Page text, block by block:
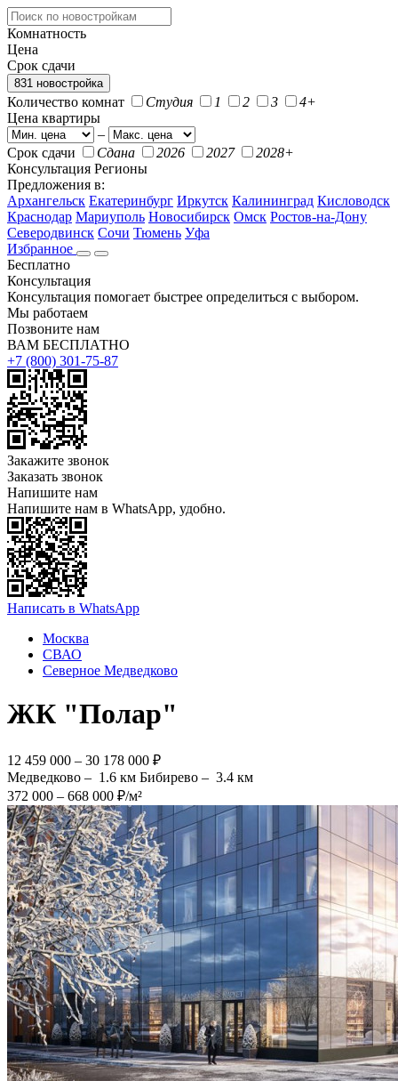
Комнатность
Цена
Срок сдачи
831 новостройка
Количество комнат Студия 1 2 3
4+
Цена квартиры
–
Срок сдачи
Сдана 2026 2027
2028+
Консультация Регионы
Предложения в:
Архангельск Екатеринбург Иркутск Калининград Кисловодск
Краснодар Мариуполь Новосибирск Омск Ростов-на-Дону
Северодвинск Сочи Тюмень Уфа
Избранное
Бесплатно
Консультация
Консультация помогает быстрее определиться с выбором.
Мы работаем
Позвоните нам
ВАМ БЕСПЛАТНО
+7 (800) 301-75-87
Закажите звонок
Заказать звонок
Напишите нам
Напишите нам в WhatsApp, удобно.
Написать в WhatsApp
Москва
СВАО
Северное Медведково
ЖК "Полар"
12 459 000 – 30 178 000 ₽
Медведково – 1.6 км Бибирево – 3.4 км
372 000 – 668 000 ₽/м²